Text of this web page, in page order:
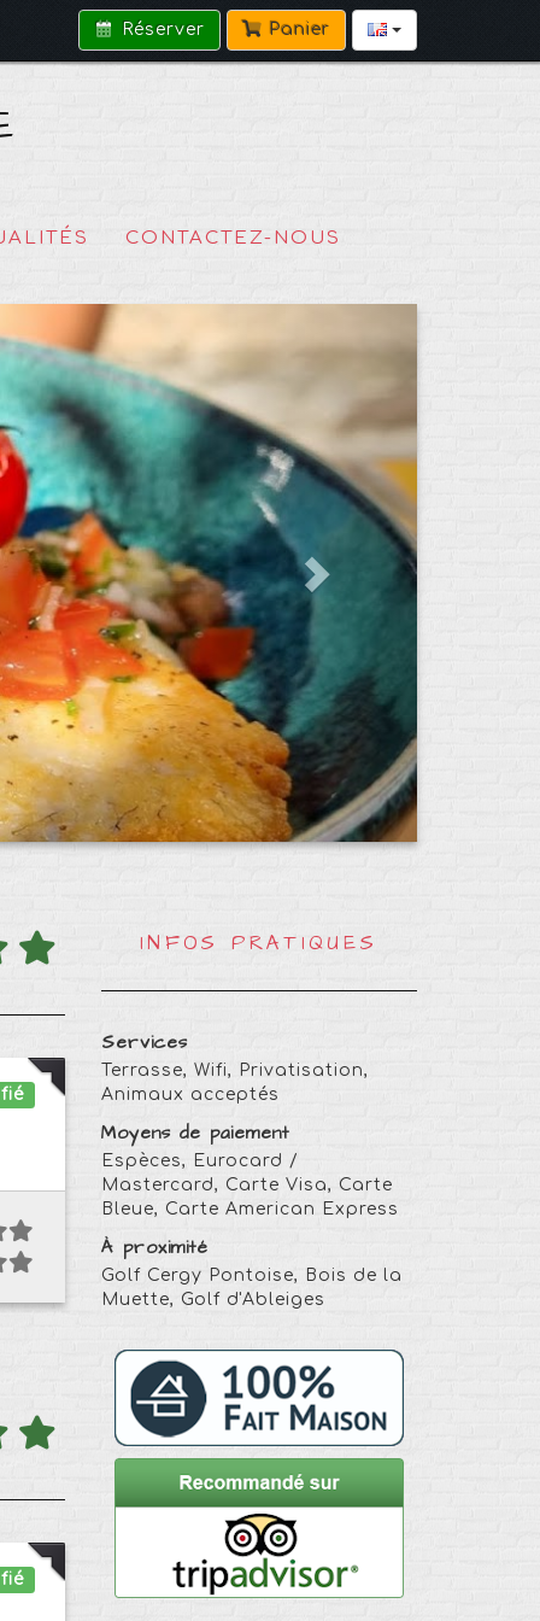
Panier
Réserver
CONTACTEZ-NOUS
INFOS PRATIQUES
Services
Terrasse, Wifi, Privatisation,
Animaux acceptés
Moyens de paiement
Espèces, Eurocard /
Mastercard, Carte Visa, Carte
Bleue, Carte American Express
À proximité
Golf Cergy Pontoise, Bois de la
Muette, Golf d'Ableiges